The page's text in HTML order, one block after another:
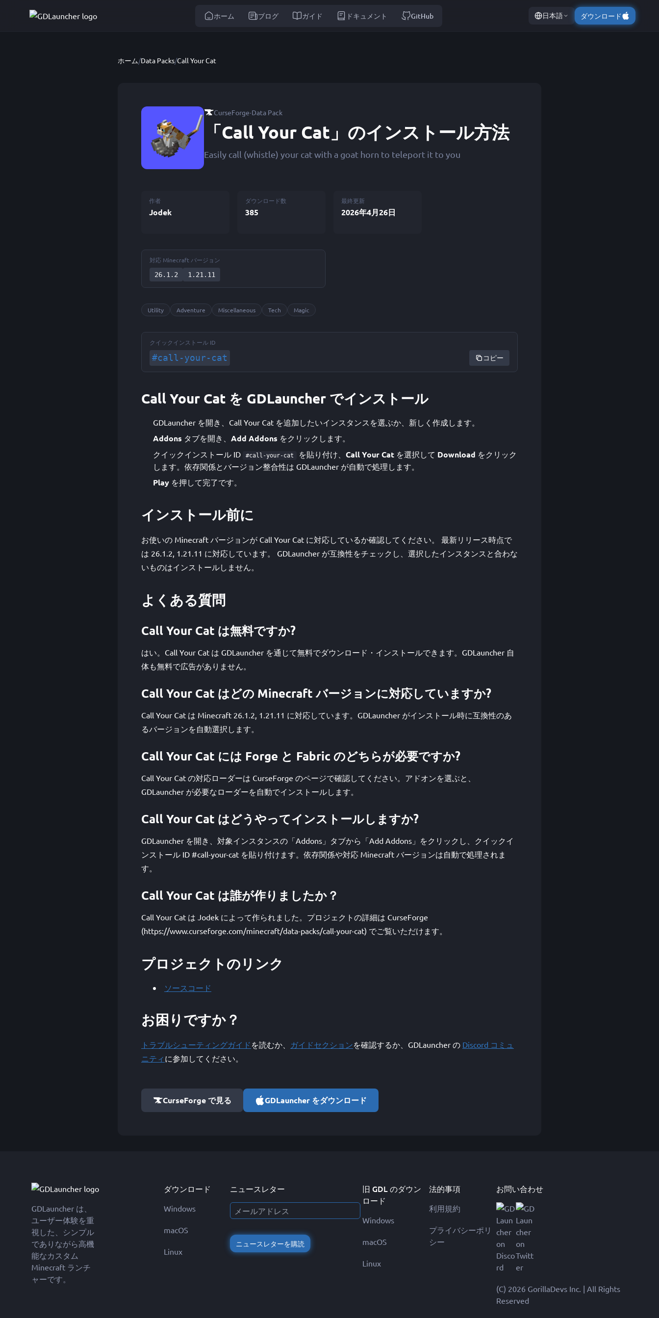
ホーム ブログ ガイド ドキュメント GitHub 日本語 ダウンロード
ホーム/Data Packs/Call Your Cat
CurseForge·Data Pack
「Call Your Cat」のインストール方法
Easily call (whistle) your cat with a goat horn to teleport it to you
作者
Jodek
ダウンロード数
385
最終更新
2026年4月26日
対応 Minecraft バージョン
26.1.2
1.21.11
Utility Adventure Miscellaneous Tech Magic
クイックインストール ID
#call-your-cat コピー
Call Your Cat を GDLauncher でインストール
GDLauncher を開き、Call Your Cat を追加したいインスタンスを選ぶか、新しく作成します。
Addons タブを開き、 Add Addons をクリックします。
クイックインストール ID
#call-your-cat を貼り付け、 Call Your Cat を選択して Download をクリック
します。依存関係とバージョン整合性は GDLauncher が自動で処理します。
Play を押して完了です。
インストール前に
お使いの Minecraft バージョンが Call Your Cat に対応しているか確認してください。 最新リリース時点で
は 26.1.2, 1.21.11 に対応しています。 GDLauncher が互換性をチェックし、選択したインスタンスと合わな
いものはインストールしません。
よくある質問
Call Your Cat は無料ですか?
はい。Call Your Cat は GDLauncher を通じて無料でダウンロード・インストールできます。GDLauncher 自
体も無料で広告がありません。
Call Your Cat はどの Minecraft バージョンに対応していますか?
Call Your Cat は Minecraft 26.1.2, 1.21.11 に対応しています。GDLauncher がインストール時に互換性のあ
るバージョンを自動選択します。
Call Your Cat には Forge と Fabric のどちらが必要ですか?
Call Your Cat の対応ローダーは CurseForge のページで確認してください。アドオンを選ぶと、
GDLauncher が必要なローダーを自動でインストールします。
Call Your Cat はどうやってインストールしますか?
GDLauncher を開き、対象インスタンスの「Addons」タブから「Add Addons」をクリックし、クイックイ
ンストール ID #call-your-cat を貼り付けます。依存関係や対応 Minecraft バージョンは自動で処理されま
す。
Call Your Cat は誰が作りましたか？
Call Your Cat は Jodek によって作られました。プロジェクトの詳細は CurseForge
(https://www.curseforge.com/minecraft/data-packs/call-your-cat) でご覧いただけます。
プロジェクトのリンク
ソースコード
お困りですか？
トラブルシューティングガイド を読むか、 ガイドセクションを確認するか、GDLauncher の Discord コミュ
ニティ に参加してください。
CurseForge で見る GDLauncher をダウンロード
GDLauncher は、
ユーザー体験を重
視した、シンプル
でありながら高機
能なカスタム
Minecraft ランチ
ャーです。
ダウンロード
Windows
macOS
Linux
ニュースレター
ニュースレターを購読
旧 GDL のダウン
ロード
Windows
macOS
Linux
法的事項
利用規約
プライバシーポリ
シー
お問い合わせ
(C) 2026 GorillaDevs Inc. | All Rights
Reserved